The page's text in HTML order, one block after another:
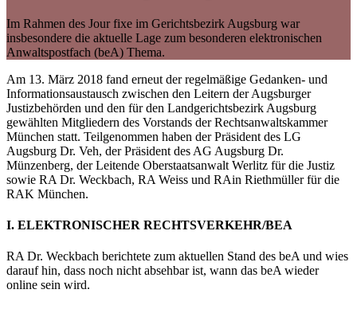
Im Rahmen des Jour fixe im Gerichtsbezirk Augsburg war
insbesondere die aktuelle Lage zum besonderen elektronischen
Anwaltspostfach (beA) Thema.
Am 13. März 2018 fand erneut der regelmäßige Gedanken- und
Informationsaustausch zwischen den Leitern der Augsburger
Justizbehörden und den für den Landgerichtsbezirk Augsburg
gewählten Mitgliedern des Vorstands der Rechtsanwaltskammer
München statt. Teilgenommen haben der Präsident des LG
Augsburg Dr. Veh, der Präsident des AG Augsburg Dr.
Münzenberg, der Leitende Oberstaatsanwalt Werlitz für die Justiz
sowie RA Dr. Weckbach, RA Weiss und RAin Riethmüller für die
RAK München.
I. ELEKTRONISCHER RECHTSVERKEHR/BEA
RA Dr. Weckbach berichtete zum aktuellen Stand des beA und wies
darauf hin, dass noch nicht absehbar ist, wann das beA wieder
online sein wird.